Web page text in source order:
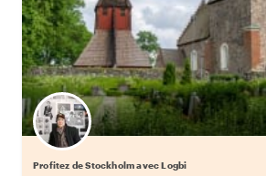
Profitez de Stockholm avec Logbi